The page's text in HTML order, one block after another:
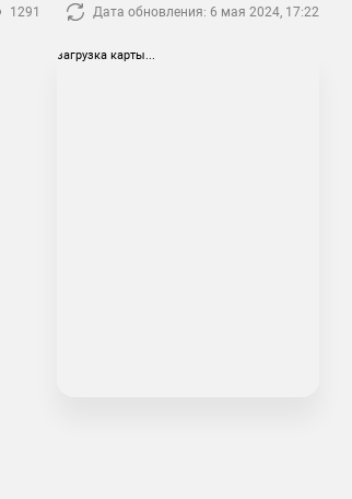
1291 Дата обновления: 6 мая 2024, 17:22
загрузка карты...